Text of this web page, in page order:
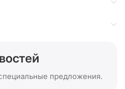
предложения.